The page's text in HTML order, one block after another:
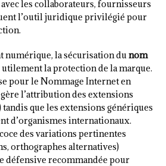
les collaborateurs, fournisseurs
l’outil juridique privilégié pour
numérique, la sécurisation dunom
la protection de la marque.
pour le Nommage Internet en
l’attribution des extensions
tandis que les extensions génériques
d’organismes internationaux.
des variations pertinentes
orthographes alternatives)
défensive recommandée pour